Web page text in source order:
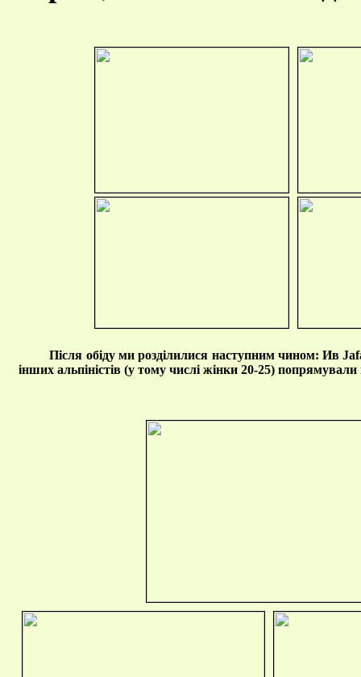
Після обіду ми розділилися наступним чином: Ив
інших альпіністів (у тому числі жінки 20-25)